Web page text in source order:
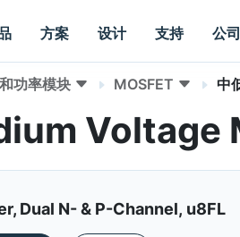
方案 设计 支持 公
功率模块 MOSFET 中
Voltage
Dual N- & P-Channel, u8FL